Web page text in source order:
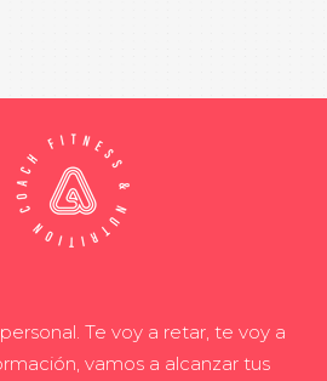
Te voy a retar, te voy a
vamos a alcanzar tus